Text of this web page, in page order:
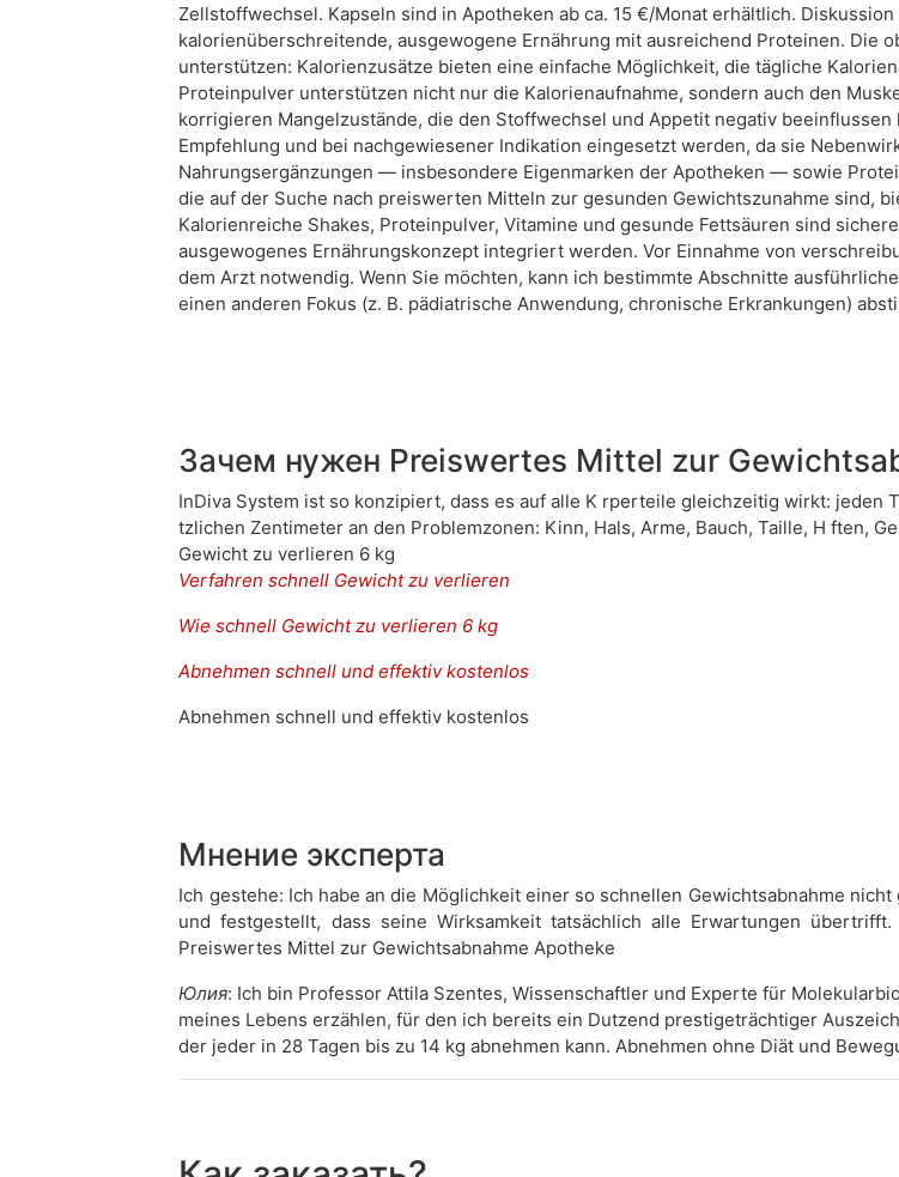
Zellstoffwechsel. Kapseln sind in Apotheken ab ca. 15 €/Monat erhältlich.
kalorienüberschreitende, ausgewogene Ernährung mit ausreichend Proteinen. Die
unterstützen: Kalorienzusätze bieten eine einfache Möglichkeit, die tägliche
Proteinpulver unterstützen nicht nur die Kalorienaufnahme, sondern auch den
korrigieren Mangelzustände, die den Stoffwechsel und Appetit negativ
Empfehlung und bei nachgewiesener Indikation eingesetzt werden, da sie
Nahrungsergänzungen — insbesondere Eigenmarken der Apotheken — sowie
die auf der Suche nach preiswerten Mitteln zur gesunden Gewichtszunahme sind,
Kalorienreiche Shakes, Proteinpulver, Vitamine und gesunde Fettsäuren sind
ausgewogenes Ernährungskonzept integriert werden. Vor Einnahme von
dem Arzt notwendig. Wenn Sie möchten, kann ich bestimmte Abschnitte
einen anderen Fokus (z. B. pädiatrische Anwendung, chronische Erkrankungen)
Зачем нужен Preiswertes Mittel zur
InDiva System ist so konzipiert, dass es auf alle K rperteile gleichzeitig wirkt: jeden
tzlichen Zentimeter an den Problemzonen: Kinn, Hals, Arme, Bauch, Taille, H ften,
Gewicht zu verlieren 6 kg
Verfahren schnell Gewicht zu verlieren
Wie schnell Gewicht zu verlieren 6 kg
Abnehmen schnell und effektiv kostenlos
Abnehmen schnell und effektiv kostenlos
Мнение эксперта
Ich gestehe: Ich habe an die Möglichkeit einer so schnellen Gewichtsabnahme
und festgestellt, dass seine Wirksamkeit tatsächlich alle Erwartungen
Preiswertes Mittel zur Gewichtsabnahme Apotheke
Юлия: Ich bin Professor Attila Szentes, Wissenschaftler und Experte für
meines Lebens erzählen, für den ich bereits ein Dutzend prestigeträchtiger
der jeder in 28 Tagen bis zu 14 kg abnehmen kann. Abnehmen ohne Diät und